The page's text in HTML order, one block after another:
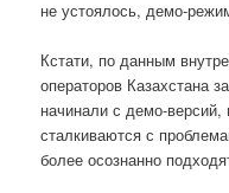
не устоялось, демо-
Кстати, по данным
операторов Казахстана
начинали с демо-
сталкиваются с
более осознанно